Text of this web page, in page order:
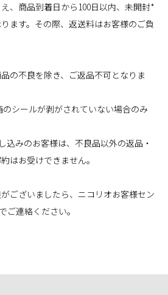
、商品到着日から100日以内、未開封*
ます。その際、返送料はお客様のご負
の不良を除き、ご返品不可となりま
シールが剥がされていない場合のみ
込みのお客様は、不良品以外の返品・
はお受けできません。
ございましたら、ニコリオお客様セン
ご連絡ください。